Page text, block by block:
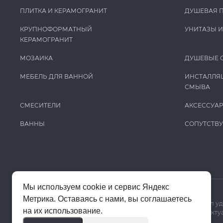
ПЛИТКА И КЕРАМОГРАНИТ
КРУПНОФОРМАТНЫЙ
КЕРАМОГРАНИТ
МОЗАИКА
МЕБЕЛЬ ДЛЯ ВАННОЙ
СМЕСИТЕЛИ
ВАННЫ
ДУШЕВАЯ
УНИТАЗЫ
ДУШЕВЫЕ
СМЫВА
Мы используем cookie и Яндекс Метрику, чтобы сайт работал
Цены на сайте помогают ориентироваться в ассортименте.
Мы используем cookie и сервис Яндекс
Метрика. Оставаясь с нами, вы соглашаетесь
на их использование.